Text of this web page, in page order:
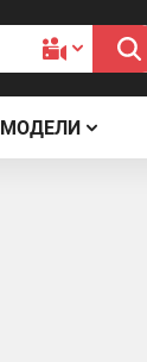
МОДЕЛИ